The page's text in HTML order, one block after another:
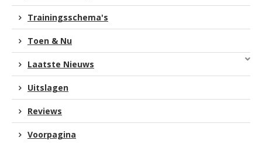
Trainingsschema's
Toen & Nu
Laatste Nieuws
Uitslagen
Reviews
Voorpagina